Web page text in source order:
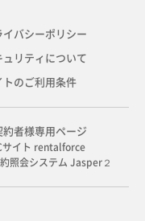
イバシーポリシー
ュリティについて
トのご利用条件
約者様専用ページ
サイト rentalforce
約照会システム Jasper２